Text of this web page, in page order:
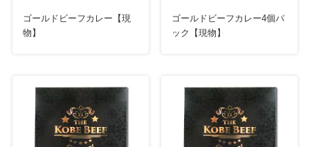
ゴールドビーフカレー【現
物】
ゴールドビーフカレー4個パ
ック【現物】